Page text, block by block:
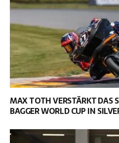
MAX TOTH VERSTÄRKT DAS
BAGGER WORLD CUP IN